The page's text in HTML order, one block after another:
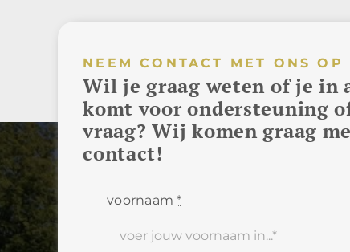
NEEM CONTACT MET ONS OP
Wil je graag weten of je in
komt voor ondersteuning
vraag? Wij komen graag
contact!
voornaam*